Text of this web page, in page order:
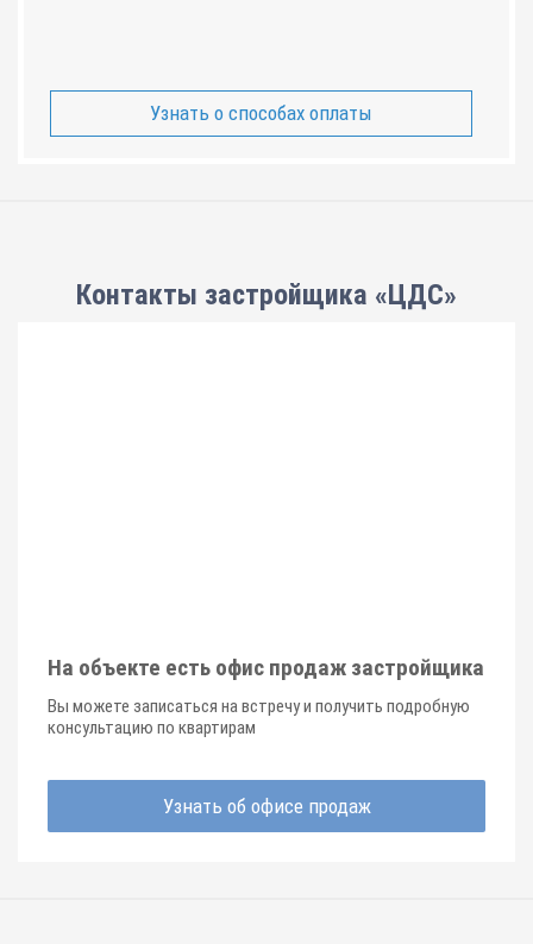
Узнать о способах оплаты
Контакты застройщика «ЦДС»
На объекте есть офис продаж застройщика
Вы можете записаться на встречу и получить подробную
консультацию по квартирам
Узнать об офисе продаж